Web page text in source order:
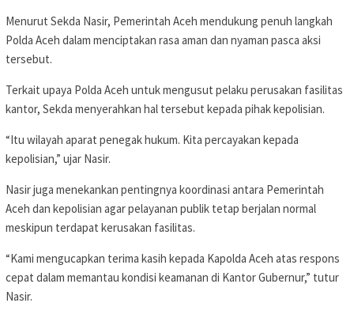
Menurut Sekda Nasir, Pemerintah Aceh mendukung penuh langkah
Polda Aceh dalam menciptakan rasa aman dan nyaman pasca aksi
tersebut.
Terkait upaya Polda Aceh untuk mengusut pelaku perusakan fasilitas
kantor, Sekda menyerahkan hal tersebut kepada pihak kepolisian.
“Itu wilayah aparat penegak hukum. Kita percayakan kepada
kepolisian,” ujar Nasir.
Nasir juga menekankan pentingnya koordinasi antara Pemerintah
Aceh dan kepolisian agar pelayanan publik tetap berjalan normal
meskipun terdapat kerusakan fasilitas.
“Kami mengucapkan terima kasih kepada Kapolda Aceh atas respons
cepat dalam memantau kondisi keamanan di Kantor Gubernur,” tutur
Nasir.